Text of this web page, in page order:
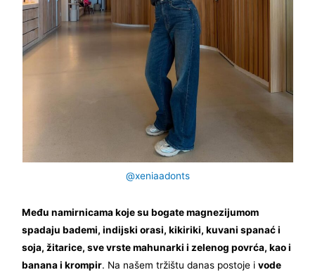
@xeniaadonts
Među namirnicama koje su bogate magnezijumom
spadaju bademi, indijski orasi, kikiriki, kuvani spanać i
soja, žitarice, sve vrste mahunarki i zelenog povrća, kao i
banana i krompir. Na našem tržištu danas postoje ivode